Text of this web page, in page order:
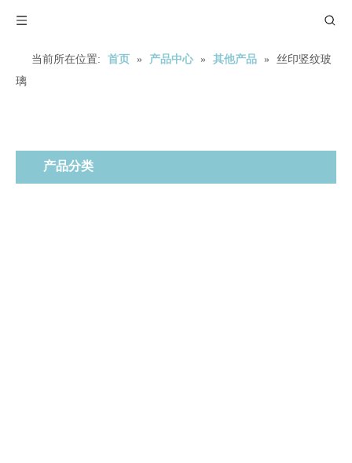
当前所在位置: 首页 » 产品中心 » 其他产品 »
丝印竖纹玻
璃
产品分类